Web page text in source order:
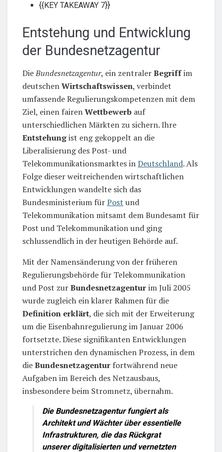
{{KEY TAKEAWAY 7}}
Entstehung und Entwicklung
der Bundesnetzagentur
DieBundesnetzagentur, ein zentralerBegriffim
deutschenWirtschaftswissen, verbindet
umfassende Regulierungskompetenzen mit dem
Ziel, einen fairenWettbewerb auf
unterschiedlichen Märkten zu sichern. Ihre
Entstehungist eng gekoppelt an die
Liberalisierung des Post- und
Telekommunikationsmarktes inDeutschland. Als
Folge dieser weitreichenden wirtschaftlichen
Entwicklungen wandelte sich das
Bundesministerium fürPost und
Telekommunikation mitsamt dem Bundesamt für
Post und Telekommunikation und ging
schlussendlich in der heutigen Behörde auf.
Mit der Namensänderung von der früheren
Regulierungsbehörde für Telekommunikation
und Post zurBundesnetzagenturim Juli 2005
wurde zugleich ein klarer Rahmen für die
Definition erklärt, die sich mit der Erweiterung
um die Eisenbahnregulierung im Januar 2006
fortsetzte. Diese signifikanten Entwicklungen
unterstrichen den dynamischen Prozess, in dem
dieBundesnetzagentur fortwährend neue
Aufgaben im Bereich des Netzausbaus,
insbesondere beim Stromnetz, übernahm.
Die Bundesnetzagenturfungiert als
Architekt und Wächter über essentielle
Infrastrukturen, die das Rückgrat
unserer digitalisierten und vernetzten